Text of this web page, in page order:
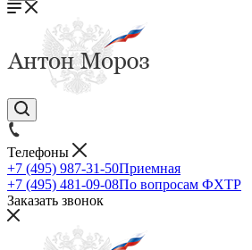
Телефоны
+7 (495) 987-31-50Приемная
+7 (495) 481-09-08По вопросам ФХТР
Заказать звонок